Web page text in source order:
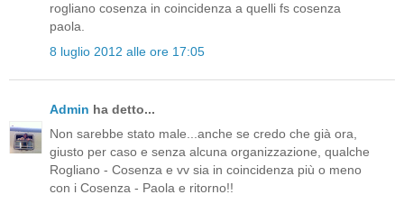
rogliano cosenza in coincidenza a quelli fs cosenza
paola.
8 luglio 2012 alle ore 17:05
Admin ha detto...
Non sarebbe stato male...anche se credo che già ora,
giusto per caso e senza alcuna organizzazione, qualche
Rogliano - Cosenza e vv sia in coincidenza più o meno
con i Cosenza - Paola e ritorno!!